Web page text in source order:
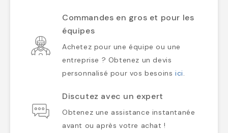
Commandes en gros et pour les
équipes
Achetez pour une équipe ou une
entreprise ? Obtenez un devis
personnalisé pour vos besoinsici.
Discutez avec un expert
Obtenez une assistance instantanée
avant ou après votre achat !